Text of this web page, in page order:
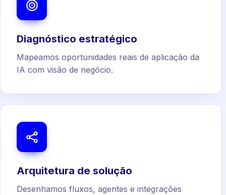
Diagnóstico estratégico
Mapeamos oportunidades reais de aplicação da
IA com visão de negócio.
Arquitetura de solução
Desenhamos fluxos, agentes e integrações